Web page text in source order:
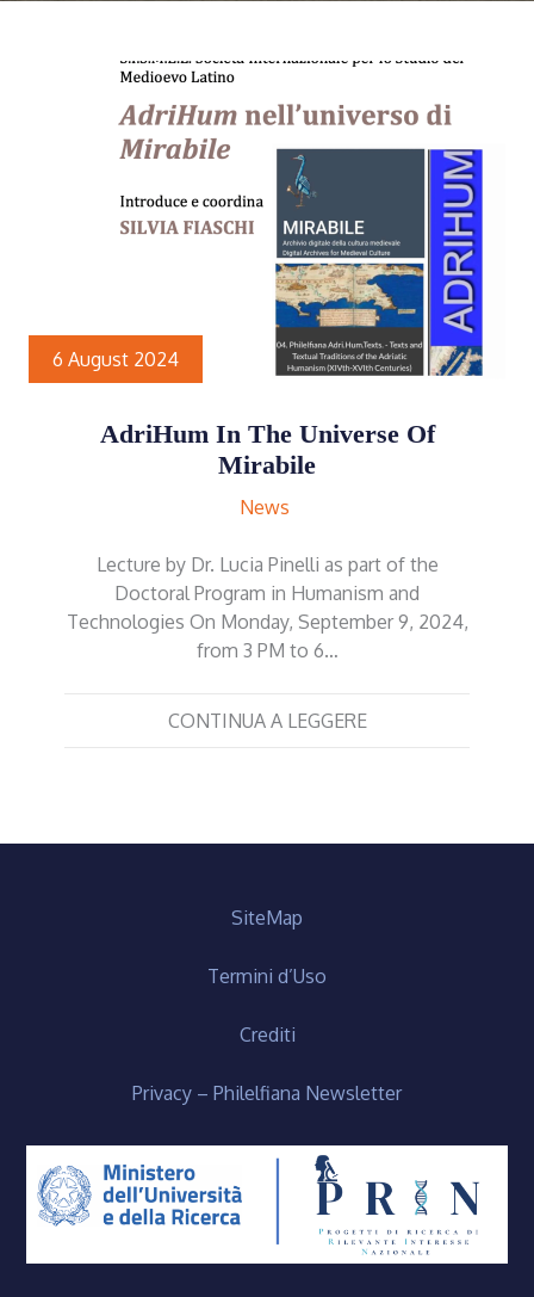
6 August 2024
AdriHum In The Universe Of
Mirabile
News
Lecture by Dr. Lucia Pinelli as part of the
Doctoral Program in Humanism and
Technologies On Monday, September 9, 2024,
from 3 PM to 6…
CONTINUA A LEGGERE
SiteMap
Termini d’Uso
Crediti
Privacy – Philelfiana Newsletter